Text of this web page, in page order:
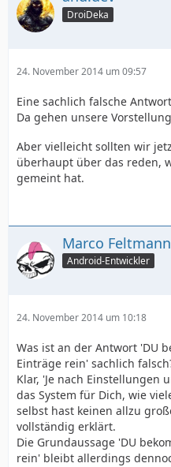
DroiDeka
24. November 2014 um 09:57
Eine sachlich falsche
Da gehen unsere
Aber vielleicht sollten wir
überhaupt über das reden,
gemeint hat.
Marco Feltmann
Android-Entwickler
24. November 2014 um 10:18
Was ist an der Antwort 'DU
Einträge rein' sachlich
Klar, 'Je nach Einstellungen
das System für Dich, wie
selbst hast keinen allzu
vollständig erklärt.
Die Grundaussage 'DU
rein' bleibt allerdings